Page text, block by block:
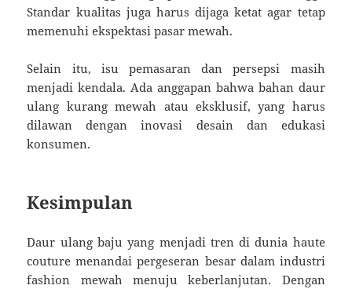
Standar kualitas juga harus dijaga ketat agar tetap
memenuhi ekspektasi pasar mewah.
Selain itu, isu pemasaran dan persepsi masih
menjadi kendala. Ada anggapan bahwa bahan daur
ulang kurang mewah atau eksklusif, yang harus
dilawan dengan inovasi desain dan edukasi
konsumen.
Kesimpulan
Daur ulang baju yang menjadi tren di dunia haute
couture menandai pergeseran besar dalam industri
fashion mewah menuju keberlanjutan. Dengan